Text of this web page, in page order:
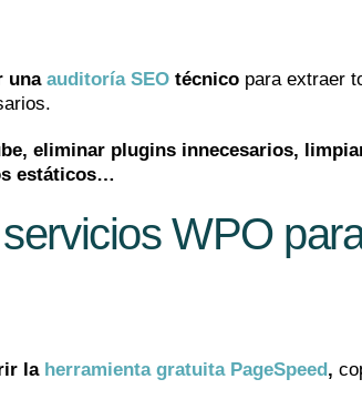
una auditoría SEO técnico para extraer
eliminar plugins innecesarios,
estáticos…
WPO
la herramienta gratuita PageSpeed,